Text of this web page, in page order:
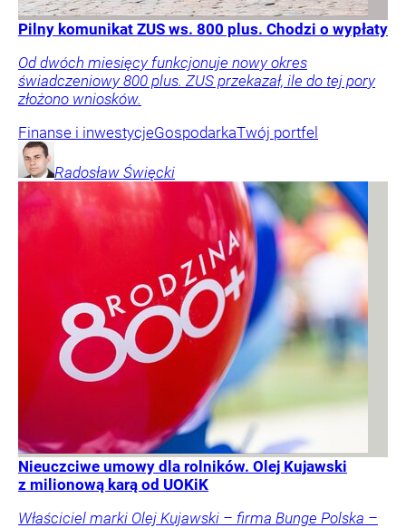
Pilny komunikat ZUS ws. 800 plus. Chodzi o wypłaty
Od dwóch miesięcy funkcjonuje nowy okres
świadczeniowy 800 plus. ZUS przekazał, ile do tej pory
złożono wniosków.
Finanse i inwestycjeGospodarkaTwój portfel
Radosław Święcki
Nieuczciwe umowy dla rolników. Olej Kujawski
z milionową karą od UOKiK
Właściciel marki Olej Kujawski – firma Bunge Polska –